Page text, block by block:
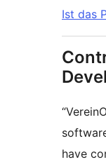
Ist das
have